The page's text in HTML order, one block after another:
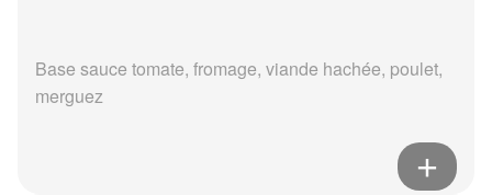
Base sauce tomate, fromage, viande hachée, poulet,
merguez